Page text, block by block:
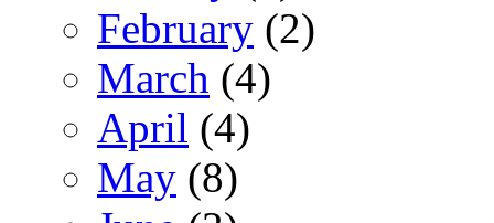
February (2)
March (4)
April (4)
May (8)